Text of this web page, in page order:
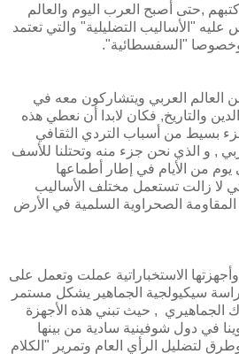
,حتى أصبح العرب اليوم والعالم
"الأساليب التضليلية" والتي تعتمد
"السفسطائية".
العالم العربي ويتشاركون معه في
والتاريخ, فكان لابدا أن نعطي هذه
بسيط من أسباب التردي الثقافي
, و الذي نحن جزء منه وتحتلنا للأسف
يوم من الأيام في إطار أطماعها
لا زالت تستعمل مختلف الأساليب
المقاومة الصحراوية السلمية في الأرض
الاستخباراتية عملت وتعمل على
سيكيولجية الجماهير يشكل مستمر
الجماهيري , حيث تبني هذه الأجهزة
في دول شوفينية سادية من بينها
لتضليل الرأي العام وتمرير "الكلام